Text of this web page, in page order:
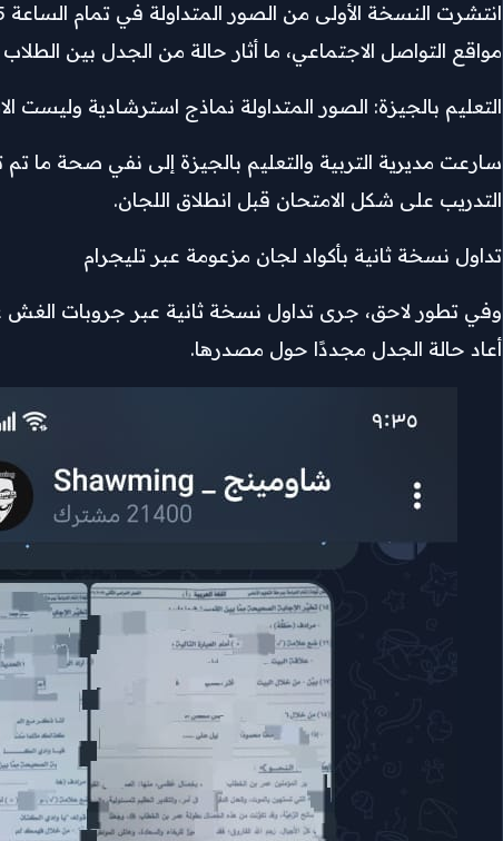
مواقع التواصل الاجتماعي، ما أثار حالة من الجدل بين الطلاب
التعليم بالجيزة: الصور المتداولة نماذج استرشادية وليست
سارعت مديرية التربية والتعليم بالجيزة إلى نفي صحة ما
التدريب على شكل الامتحان قبل انطلاق اللجان.
تداول نسخة ثانية بأكواد لجان مزعومة عبر تليجرام
أعاد حالة الجدل مجددًا حول مصدرها.